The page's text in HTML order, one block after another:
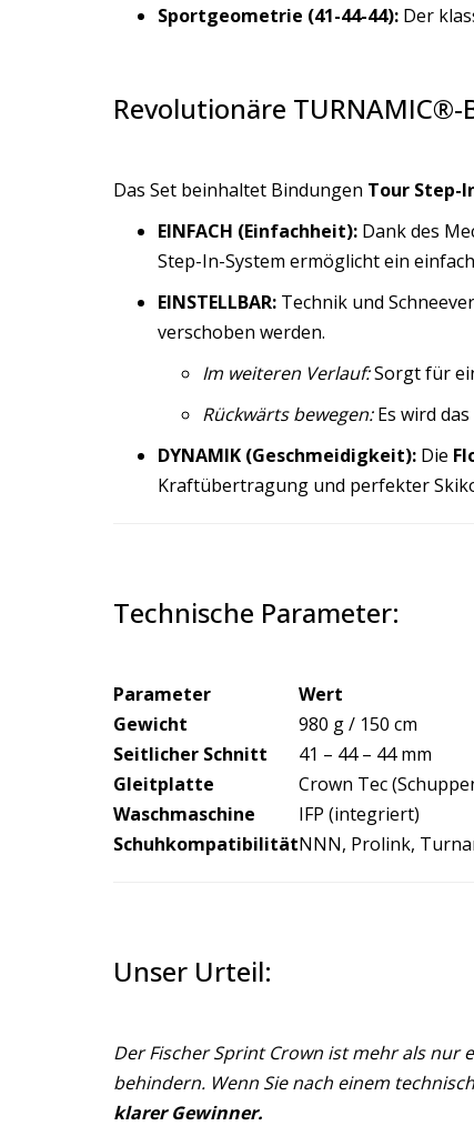
Sportgeometrie (41-44-44): Der
Revolutionäre
Das Set beinhaltet Bindungen Tour Step-
EINFACH (Einfachheit): Dank des
Step-In-System ermöglicht ein
EINSTELLBAR: Technik und
verschoben werden.
Im weiteren Verlauf:Sorgt für
Rückwärts bewegen:Es wird
DYNAMIK (Geschmeidigkeit): Die
Kraftübertragung und perfekter
Technische Parameter:
Parameter
Wert
Gewicht
980 g / 150 cm
Seitlicher Schnitt
41 – 44 – 44 mm
Gleitplatte
Crown Tec
Waschmaschine
IFP (integriert)
SchuhkompatibilitätNNN, Prolink,
Unser Urteil:
Der Fischer Sprint Crown ist mehr als nur
behindern. Wenn Sie nach einem
klarer Gewinner.